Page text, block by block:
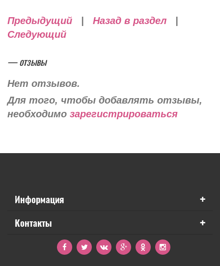
Предыдущий Назад в раздел
Следующий
— отзывы
Нет отзывов.
Для того, чтобы добавлять отзывы,
необходимо зарегистрироваться
Информация +
Контакты +